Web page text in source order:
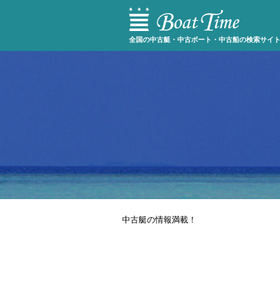
全国の中古艇・中古ボート・中古船の検索サイト
中古艇の情報満載！